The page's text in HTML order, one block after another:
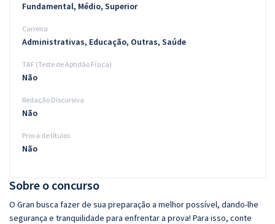
Sobre o concurso
O Gran busca fazer de sua preparação a melhor possível, dando-lhe
segurança e tranquilidade para enfrentar a prova! Para isso, conte
Fundamental, Médio, Superior
Carreira
Administrativas, Educação, Outras, Saúde
TAF (Teste de Aptidão Física)
Não
Redação Discursiva
Não
Prova de títulos
Não